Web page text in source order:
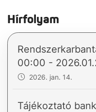
Hírfolyam
00:00 -
2026. jan. 14.
Tájékoztató